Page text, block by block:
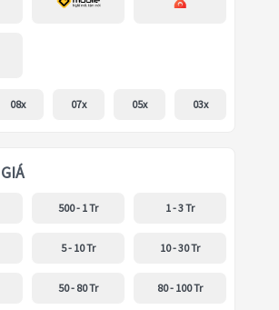
08x 07x 05x 03x
500 - 1 Tr 1 - 3 Tr
5 - 10 Tr 10 - 30 Tr
50 - 80 Tr 80 - 100 Tr